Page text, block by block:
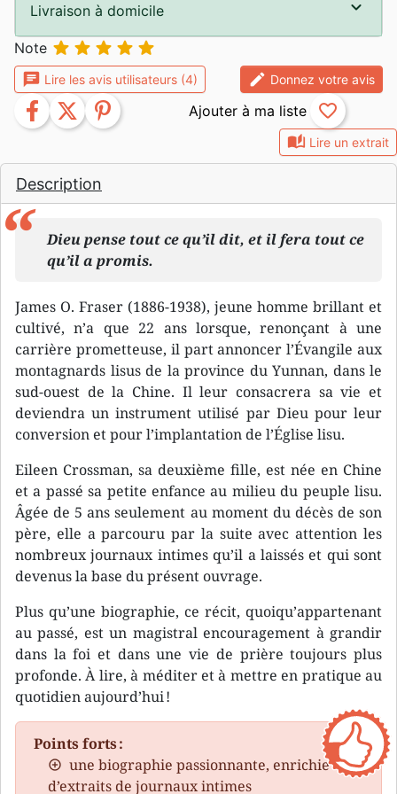
auto_stories Lire un extrait
Description
Dieu pense tout ce qu’il dit, et il fera tout ce
qu’il a promis.
James O. Fraser (1886-1938), jeune homme brillant et
cultivé, n’a que 22 ans lorsque, renonçant à une
carrière prometteuse, il part annoncer l’Évangile aux
montagnards lisus de la province du Yunnan, dans le
sud-ouest de la Chine. Il leur consacrera sa vie et
deviendra un instrument utilisé par Dieu pour leur
conversion et pour l’implantation de l’Église lisu.
Eileen Crossman, sa deuxième fille, est née en Chine
et a passé sa petite enfance au milieu du peuple lisu.
Âgée de 5 ans seulement au moment du décès de son
père, elle a parcouru par la suite avec attention les
nombreux journaux intimes qu’il a laissés et qui sont
devenus la base du présent ouvrage.
Plus qu’une biographie, ce récit, quoiqu’appartenant
au passé, est un magistral encouragement à grandir
dans la foi et dans une vie de prière toujours plus
profonde. À lire, à méditer et à mettre en pratique au
quotidien aujourd’hui !
Points forts :
une biographie passionnante, enrichie
d’extraits de journaux intimes
Livraison à domicile
Note     
chat Lire les avis utilisateurs (4) edit Donnez votre avis
facebook twitter pinterest favorite_border